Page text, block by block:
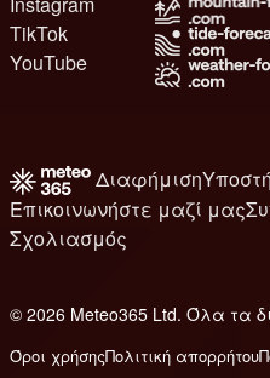
TikTok
YouTube
Διαφήμιση
Επικοινωνήστε μαζί μας
Σχολιασμός
© 2026 Meteo365 Ltd. Όλα τα
Όροι χρήσηςΠολιτική απορρήτου